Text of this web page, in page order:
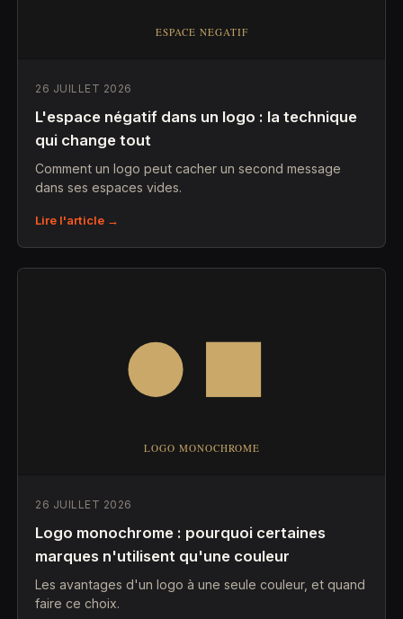
26 JUILLET 2026
L'espace négatif dans un logo : la technique
qui change tout
Comment un logo peut cacher un second message
dans ses espaces vides.
Lire l'article →
26 JUILLET 2026
Logo monochrome : pourquoi certaines
marques n'utilisent qu'une couleur
Les avantages d'un logo à une seule couleur, et quand
faire ce choix.